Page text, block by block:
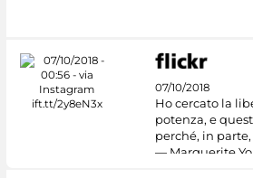
07/10/2018
Ho cercato la
potenza, e
perché, in
— Marguerite